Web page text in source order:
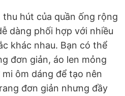
hút của quần ống rộng
dàng phối hợp với nhiều
khác nhau. Bạn có thể
đơn giản, áo len mỏng
ôm dáng để tạo nên
đơn giản nhưng đầy